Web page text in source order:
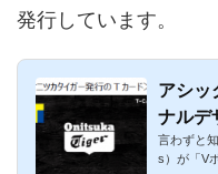
発行しています。
アシッ
ナルデ
言わずと
s）が「V